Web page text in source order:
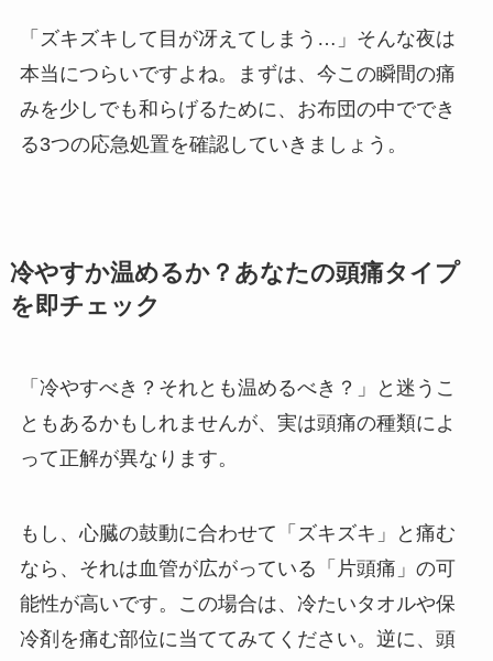
「ズキズキして目が冴えてしまう…」そんな夜は
本当につらいですよね。まずは、今この瞬間の痛
みを少しでも和らげるために、お布団の中ででき
る3つの応急処置を確認していきましょう。
冷やすか温めるか？あなたの頭痛タイプ
を即チェック
「冷やすべき？それとも温めるべき？」と迷うこ
ともあるかもしれませんが、実は頭痛の種類によ
って正解が異なります。
もし、心臓の鼓動に合わせて「ズキズキ」と痛む
なら、それは血管が広がっている「片頭痛」の可
能性が高いです。この場合は、冷たいタオルや保
冷剤を痛む部位に当ててみてください。逆に、頭